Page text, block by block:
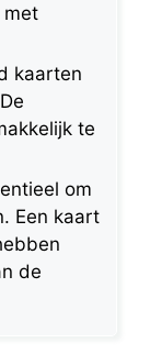
met
kaarten
te
om
Een kaart
de